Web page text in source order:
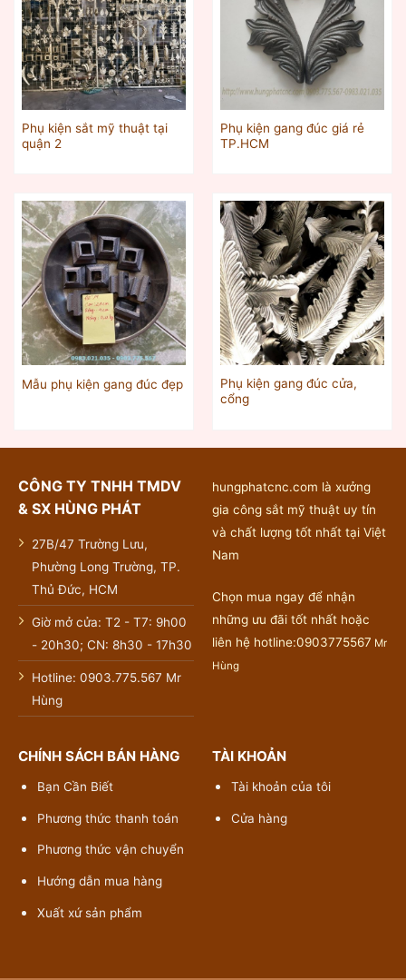
Phụ kiện sắt mỹ thuật tại
quận 2
Phụ kiện gang đúc giá rẻ
TP.HCM
Mẫu phụ kiện gang đúc đẹp
Phụ kiện gang đúc cửa,
cổng
CÔNG TY TNHH TMDV
& SX HÙNG PHÁT
27B/47 Trường Lưu,
Phường Long Trường, TP.
Thủ Đức, HCM
Giờ mở cửa: T2 - T7: 9h00
- 20h30; CN: 8h30 - 17h30
Hotline: 0903.775.567 Mr
Hùng
hungphatcnc.com là xưởng
gia công sắt mỹ thuật uy tín
và chất lượng tốt nhất tại Việt
Nam
Chọn mua ngay để nhận
những ưu đãi tốt nhất hoặc
liên hệ hotline:0903775567 Mr
Hùng
CHÍNH SÁCH BÁN HÀNG
Bạn Cần Biết
Phương thức thanh toán
Phương thức vận chuyển
Hướng dẫn mua hàng
Xuất xứ sản phẩm
TÀI KHOẢN
Tài khoản của tôi
Cửa hàng